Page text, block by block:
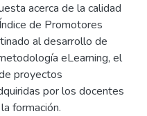
acerca de la calidad
de Promotores
al desarrollo de
eLearning, el
proyectos
por los docentes
formación.